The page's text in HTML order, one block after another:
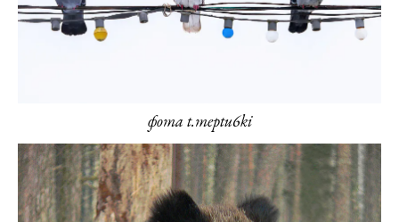
фота t.meptu6ki